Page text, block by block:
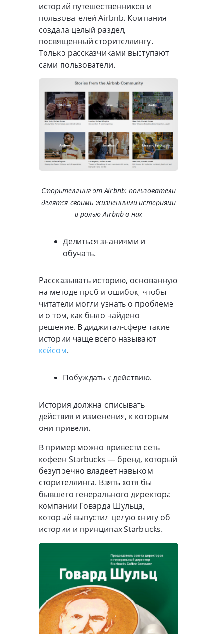
историй путешественников и
пользователей Airbnb. Компания
создала целый раздел,
посвященный сторителлингу.
Только рассказчиками выступают
сами пользователи.
Сторителлинг от Airbnb: пользователи
делятся своими жизненными историями
и ролью AIrbnb в них
Делиться знаниями и
обучать.
Рассказывать историю, основанную
на методе проб и ошибок, чтобы
читатели могли узнать о проблеме
и о том, как было найдено
решение. В диджитал-сфере такие
истории чаще всего называют
кейсом.
Побуждать к действию.
История должна описывать
действия и изменения, к которым
они привели.
В пример можно привести сеть
кофеен Starbucks — бренд, который
безупречно владеет навыком
сторителлинга. Взять хотя бы
бывшего генерального директора
компании Говарда Шульца,
который выпустил целую книгу об
истории и принципах Starbucks.